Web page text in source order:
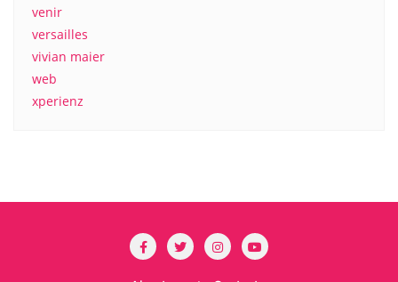
venir
versailles
vivian maier
web
xperienz